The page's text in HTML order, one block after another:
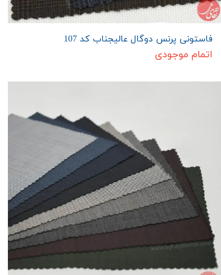
فاستونی پرنس دوگال عالیجناب کد 107
اتمام موجودی